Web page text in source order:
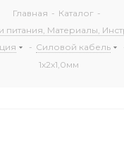
Главная - Каталог -
питания, Материалы,
- Силовой кабель
1x2x1,0мм